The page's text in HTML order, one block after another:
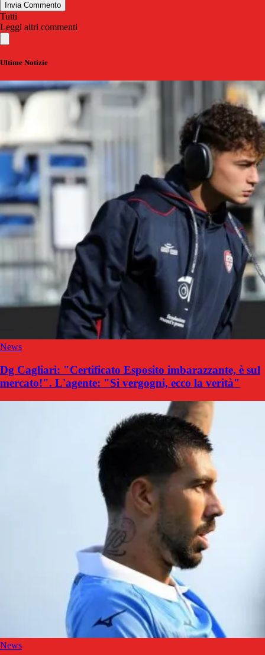
Invia Commento
Tutti
Leggi altri commenti
Ultime Notizie
News
Dg Cagliari: "Certificato Esposito imbarazzante, è sul
mercato!". L'agente: "Si vergogni, ecco la verità"
News